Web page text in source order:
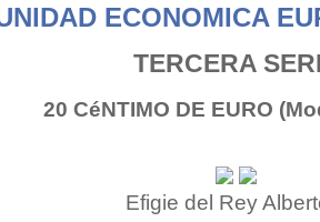
ECONOMICA
TERCERA
20 CéNTIMO DE EURO
Efigie del Rey